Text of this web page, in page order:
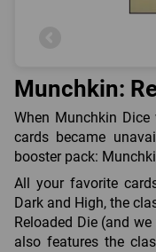
Munchkin:
When Munchkin
cards became
booster pack:
All your favorite
Dark and High, the
Reloaded Die (and
also features the